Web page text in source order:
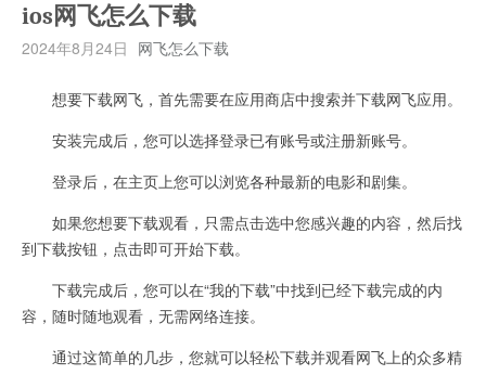
ios网飞怎么下载
2024年8月24日 网飞怎么下载
想要下载网飞，首先需要在应用商店中搜索并下载网飞应用。
安装完成后，您可以选择登录已有账号或注册新账号。
登录后，在主页上您可以浏览各种最新的电影和剧集。
如果您想要下载观看，只需点击选中您感兴趣的内容，然后找
到下载按钮，点击即可开始下载。
下载完成后，您可以在“我的下载”中找到已经下载完成的内
容，随时随地观看，无需网络连接。
通过这简单的几步，您就可以轻松下载并观看网飞上的众多精